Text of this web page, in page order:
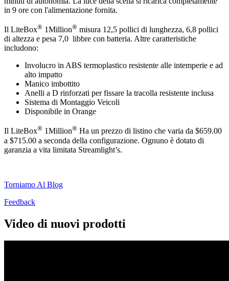
in 9 ore con l'alimentazione fornita.
Il LiteBox® 1Million® misura 12,5 pollici di lunghezza, 6,8 pollici
di altezza e pesa 7,0 libbre con batteria. Altre caratteristiche
includono:
Involucro in ABS termoplastico resistente alle intemperie e ad
alto impatto
Manico imbottito
Anelli a D rinforzati per fissare la tracolla resistente inclusa
Sistema di Montaggio Veicoli
Disponibile in Orange
Il LiteBox® 1Million® Ha un prezzo di listino che varia da $659.00
a $715.00 a seconda della configurazione. Ognuno è dotato di
garanzia a vita limitata Streamlight’s.
Torniamo Al Blog
Feedback
Video di nuovi prodotti